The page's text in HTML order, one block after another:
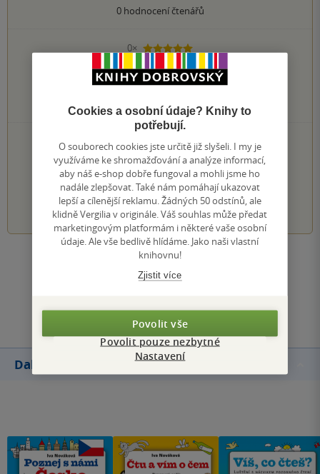
0hodnocení čtenářů
0×
5 hvězdiček
0×
3 hvězdičky
1 hvezdička
PŘIDEJTE SVÉ HODNOCENÍ KNIHY
Hodnocení našich knihkupců: 0.0 z 5
1 2 3 4 5
Zobrazit všechna hodnocení
Další knihy autora
Cookies a osobní údaje? Knihy to
potřebují.
O souborech cookies jste určitě již slyšeli. I my je
využíváme ke shromažďování a analýze informací,
aby náš e-shop dobře fungoval a mohli jsme ho
nadále zlepšovat. Také nám pomáhají ukazovat
lepší a cílenější reklamu. Žádných 50 odstínů, ale
klidně Vergilia v originále. Váš souhlas může předat
marketingovým platformám i některé vaše osobní
údaje. Ale vše bedlivě hlídáme. Jako naši vlastní
knihovnu!
Zjistit více
Povolit vše
Povolit pouze nezbytné
Nastavení